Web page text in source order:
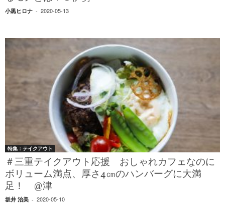
小黒ヒロナ - 2020-05-13
特集：テイクアウト
＃三重テイクアウト応援 おしゃれカフェなのに
ボリューム満点、厚さ4㎝のハンバーグに大満
足！ @津
坂井 治美 - 2020-05-10